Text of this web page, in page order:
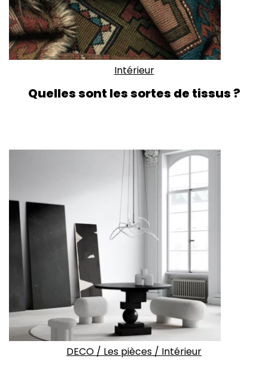
Intérieur
Quelles sont les sortes de tissus ?
DECO / Les pièces / Intérieur